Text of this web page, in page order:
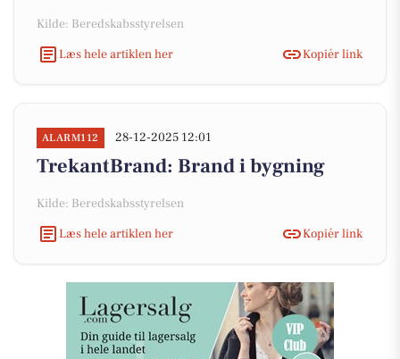
Kilde: Beredskabsstyrelsen
Læs hele artiklen her
Kopiér link
ALARM112 28-12-2025 12:01
TrekantBrand: Brand i bygning
Kilde: Beredskabsstyrelsen
Læs hele artiklen her
Kopiér link